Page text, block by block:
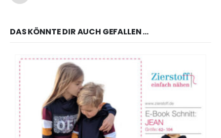
DAS KÖNNTE DIR AUCH GEFALLEN …